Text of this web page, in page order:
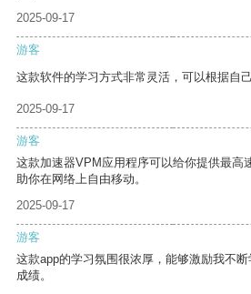
2025-09-17
游客
这款软件的学习方式非常灵活，可以根据自
2025-09-17
游客
这款加速器VPM应用程序可以给你提供最高
助你在网络上自由移动。
2025-09-17
游客
这款app的学习氛围很浓厚，能够激励我不
成绩。